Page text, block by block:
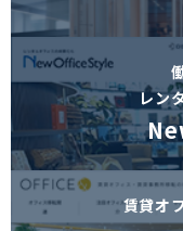
レン
賃貸オ